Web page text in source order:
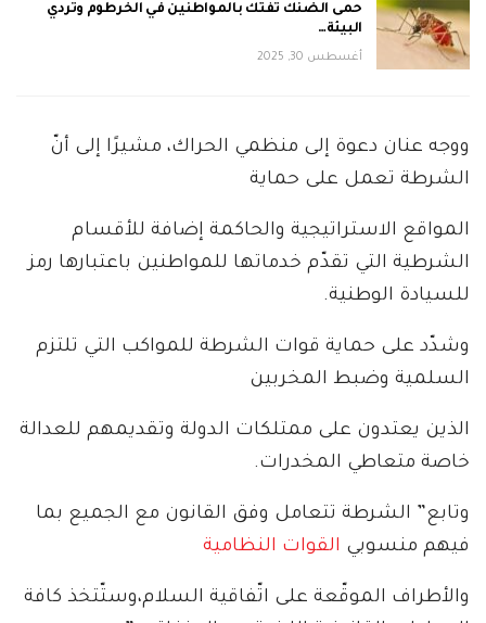
حمى الضنك تفتك بالمواطنين في الخرطوم وتردي
البيئة…
أغسطس 30, 2025
ووجه عنان دعوة إلى منظمي الحراك، مشيرًا إلى أنّ
الشرطة تعمل على حماية
المواقع الاستراتيجية والحاكمة إضافة للأقسام
الشرطية التي تقدّم خدماتها للمواطنين باعتبارها رمز
للسيادة الوطنية.
وشدّد على حماية قوات الشرطة للمواكب التي تلتزم
السلمية وضبط المخربين
الذين يعتدون على ممتلكات الدولة وتقديمهم للعدالة
خاصة متعاطي المخدرات.
وتابع” الشرطة تتعامل وفق القانون مع الجميع بما
فيهم منسوبي القوات النظامية
والأطراف الموقّعة على اتّفاقية السلام،وستّتخذ كافة